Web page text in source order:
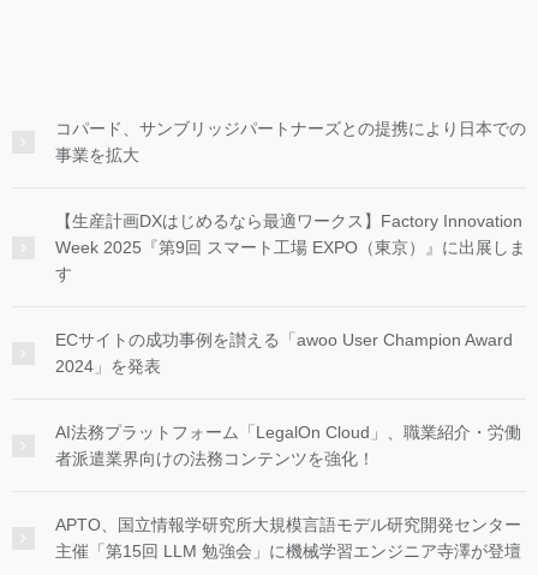
コパード、サンブリッジパートナーズとの提携により日本での
事業を拡大
【生産計画DXはじめるなら最適ワークス】Factory Innovation
Week 2025『第9回 スマート工場 EXPO（東京）』に出展しま
す
ECサイトの成功事例を讃える「awoo User Champion Award
2024」を発表
AI法務プラットフォーム「LegalOn Cloud」、職業紹介・労働
者派遣業界向けの法務コンテンツを強化！
APTO、国立情報学研究所大規模言語モデル研究開発センター
主催「第15回 LLM 勉強会」に機械学習エンジニア寺澤が登壇